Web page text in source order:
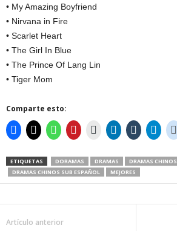
• My Amazing Boyfriend
• Nirvana in Fire
• Scarlet Heart
• The Girl In Blue
• The Prince Of Lang Lin
• Tiger Mom
Comparte esto:
ETIQUETAS DORAMAS DRAMAS
DRAMAS CHINOS
DRAMAS CHINOS SUB ESPAÑOL
MEJORES
Artículo anterior